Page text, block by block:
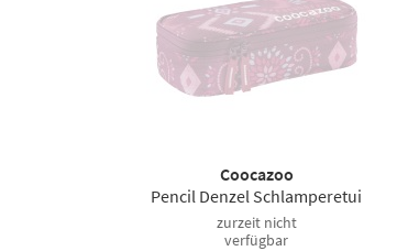
Coocazoo
Pencil Denzel Schlamperetui
zurzeit nicht
verfügbar